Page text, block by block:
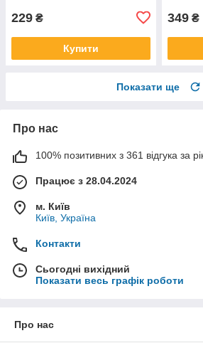
229 ₴
Купити
349 ₴
Показати ще
Про нас
100% позитивних з 361 відгука за
Працює з 28.04.2024
м. Київ
Київ, Україна
Контакти
Сьогодні вихідний
Показати весь графік роботи
Про нас